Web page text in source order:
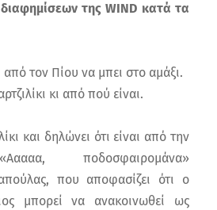
της WIND κατά τα
τον Πίου να μπει στο αμάξι.
κι από πού είναι.
και δηλώνει ότι είναι από την
ποδοσφαιρομάνα»
που αποφασίζει ότι ο
μπορεί να ανακοινωθεί ως